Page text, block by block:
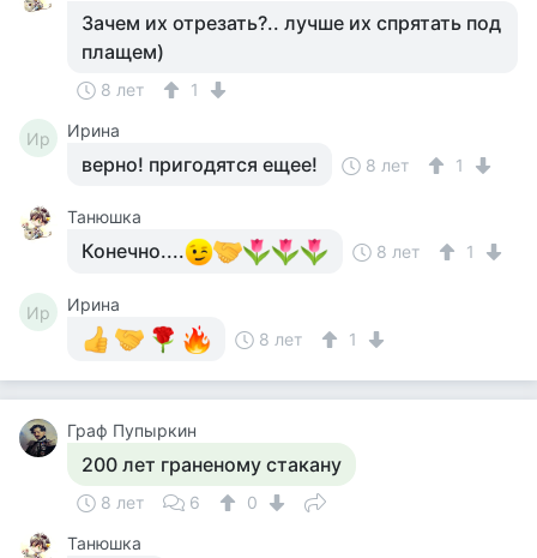
Зачем их отрезать?.. лучше их спрятать под
плащем)
8 лет 1
Ир Ирина
верно! пригодятся ещее! 8 лет 1
Танюшка
Конечно.... 8 лет 1
Ир
Ирина
8 лет
1
Граф Пупыркин
200 лет граненому стакану
8 лет 6
0
Танюшка